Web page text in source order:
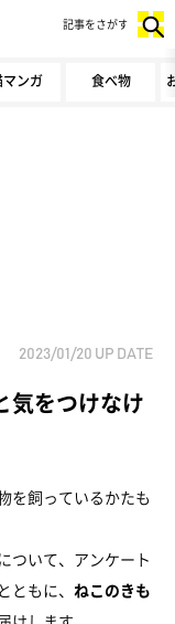
ンガ 食べ物
記事をさがす
2023/01/20 UP DATE
気をつけなけ
を飼っているかたも
ついて、アンケート
もに、 ねこのきも